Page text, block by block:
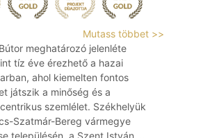
Mutass többet >>
meghatározó jelenléte
tíz éve érezhető a hazai
ahol kiemelten fontos
játszik a minőség és a
szemlélet. Székhelyük
Szatmár-Bereg vármegye
településén, a Szent István ...